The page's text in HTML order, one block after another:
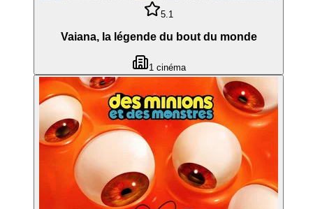
5.1
Vaiana, la légende du bout du monde
1cinéma